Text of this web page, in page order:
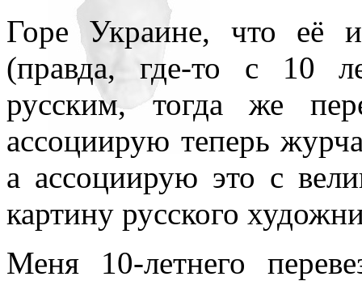
Горе Украине, что её
(правда, где-то с 10
русским, тогда же
ассоциирую теперь
а ассоциирую это с
картину русского
Меня 10-летнего